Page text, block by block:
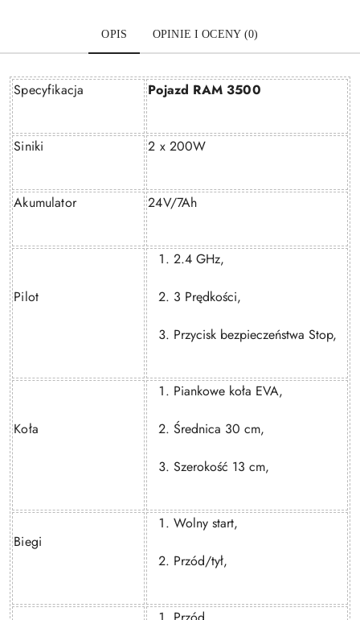
OPIS OPINIE I OCENY (0)
Specyfikacja Pojazd RAM 3500
Siniki 2 x 200W
Akumulator 24V/7Ah
Pilot
2.4 GHz,
3 Prędkości,
Przycisk bezpieczeństwa Stop,
Koła
Piankowe koła EVA,
Średnica 30 cm,
Szerokość 13 cm,
Biegi
Wolny start,
Przód/tył,